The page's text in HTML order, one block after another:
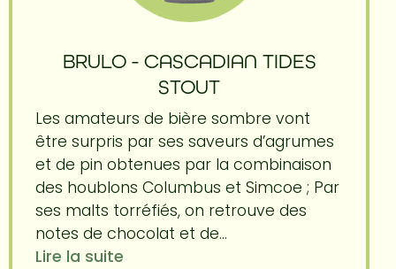
BRULO - CASCADIAN TIDES
STOUT
Les amateurs de bière sombre vont
être surpris par ses saveurs d’agrumes
et de pin obtenues par la combinaison
des houblons Columbus et Simcoe ; Par
ses malts torréfiés, on retrouve des
notes de chocolat et de...
Lire la suite